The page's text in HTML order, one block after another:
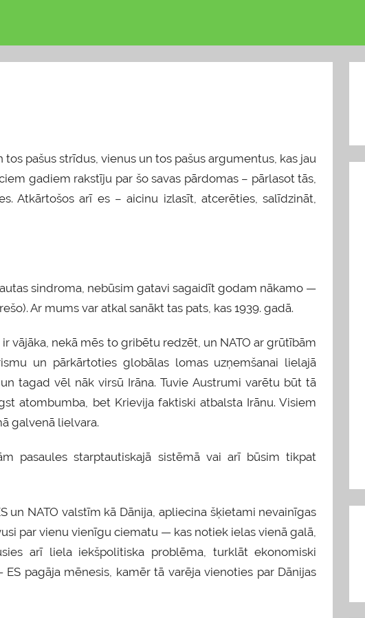
pašus strīdus, vienus un tos pašus argumentus, kas jau
gadiem rakstīju par šo savas pārdomas – pārlasot tās,
Atkārtošos arī es – aicinu izlasīt, atcerēties, salīdzināt,
sindroma, nebūsim gatavi sagaidīt godam nākamo —
Ar mums var atkal sanākt tas pats, kas 1939. gadā.
vājāka, nekā mēs to gribētu redzēt, un NATO ar grūtībām
un pārkārtoties globālas lomas uzņemšanai lielajā
tagad vēl nāk virsū Irāna. Tuvie Austrumi varētu būt tā
atombumba, bet Krievija faktiski atbalsta Irānu. Visiem
galvenā lielvara.
pasaules starptautiskajā sistēmā vai arī būsim tikpat
un NATO valstīm kā Dānija, apliecina šķietami nevainīgas
par vienu vienīgu ciematu — kas notiek ielas vienā galā,
arī liela iekšpolitiska problēma, turklāt ekonomiski
pagāja mēnesis, kamēr tā varēja vienoties par Dānijas